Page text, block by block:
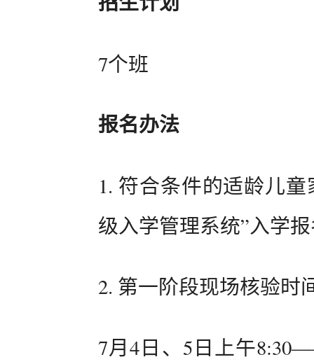
7个班
报名办法
1. 符合条件的适龄儿
级入学管理系统”入学
2. 第一阶段现场核验时
7月4日、5日上午